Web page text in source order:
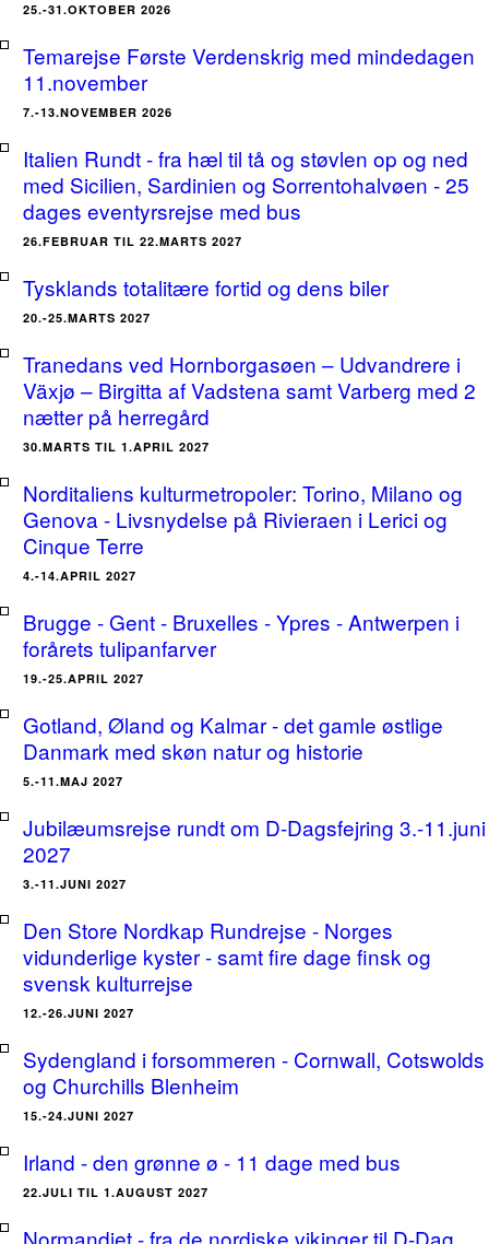
25.-31.OKTOBER 2026
Temarejse Første Verdenskrig med mindedagen
11.november
7.-13.NOVEMBER 2026
Italien Rundt - fra hæl til tå og støvlen op og ned
med Sicilien, Sardinien og Sorrentohalvøen - 25
dages eventyrsrejse med bus
26.FEBRUAR TIL 22.MARTS 2027
Tysklands totalitære fortid og dens biler
20.-25.MARTS 2027
Tranedans ved Hornborgasøen – Udvandrere i
Växjø – Birgitta af Vadstena samt Varberg med 2
nætter på herregård
30.MARTS TIL 1.APRIL 2027
Norditaliens kulturmetropoler: Torino, Milano og
Genova - Livsnydelse på Rivieraen i Lerici og
Cinque Terre
4.-14.APRIL 2027
Brugge - Gent - Bruxelles - Ypres - Antwerpen i
forårets tulipanfarver
19.-25.APRIL 2027
Gotland, Øland og Kalmar - det gamle østlige
Danmark med skøn natur og historie
5.-11.MAJ 2027
Jubilæumsrejse rundt om D-Dagsfejring 3.-11.juni
2027
3.-11.JUNI 2027
Den Store Nordkap Rundrejse - Norges
vidunderlige kyster - samt fire dage finsk og
svensk kulturrejse
12.-26.JUNI 2027
Sydengland i forsommeren - Cornwall, Cotswolds
og Churchills Blenheim
15.-24.JUNI 2027
Irland - den grønne ø - 11 dage med bus
22.JULI TIL 1.AUGUST 2027
Normandiet - fra de nordiske vikinger til D-Dag